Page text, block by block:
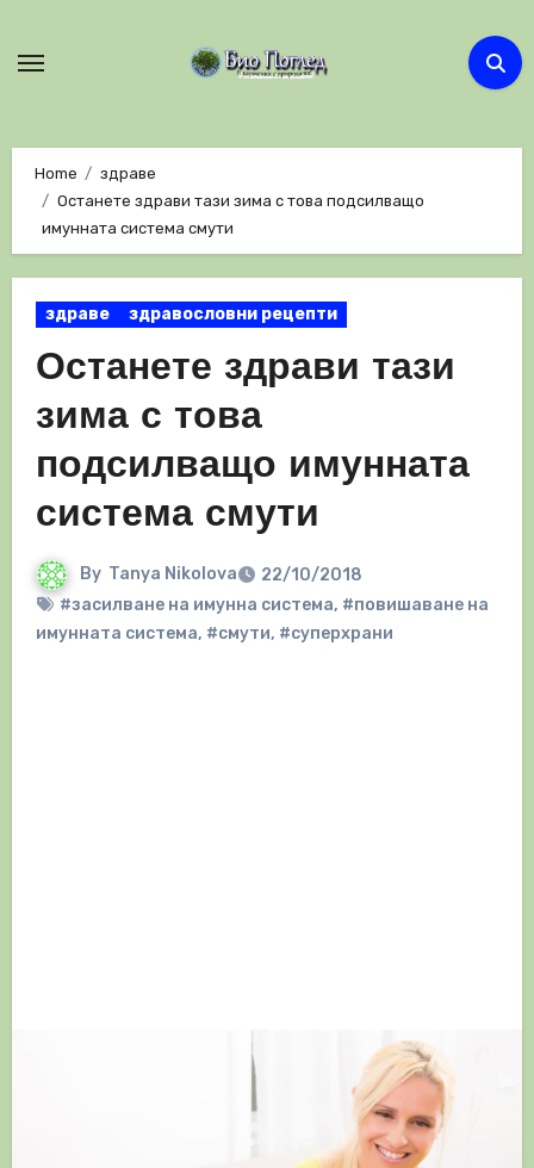
Home
здраве
Останете здрави тази зима с това подсилващо
имунната система смути
здраве здравословни рецепти
Останете здрави тази
зима с това
подсилващо имунната
система смути
By Tanya Nikolova
22/10/2018
#засилване на имунна система, #повишаване на
имунната система, #смути, #суперхрани